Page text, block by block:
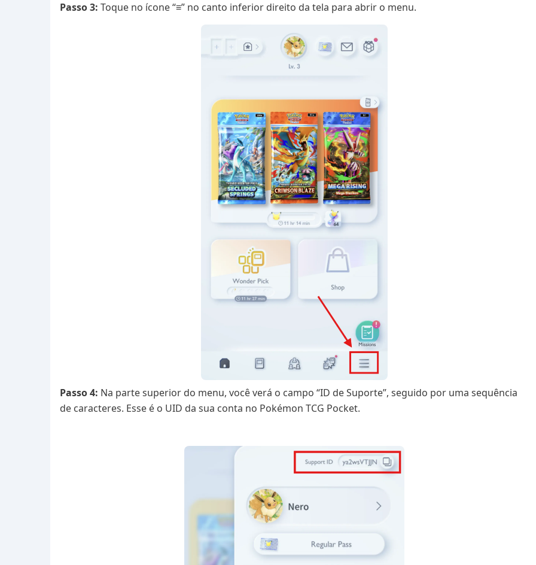
Passo 3: Toque no ícone “≡” no canto inferior direito da tela para abrir o menu.
Passo 4: Na parte superior do menu, você verá o campo “ID de Suporte”, seguido por uma sequência
de caracteres. Esse é o UID da sua conta no Pokémon TCG Pocket.